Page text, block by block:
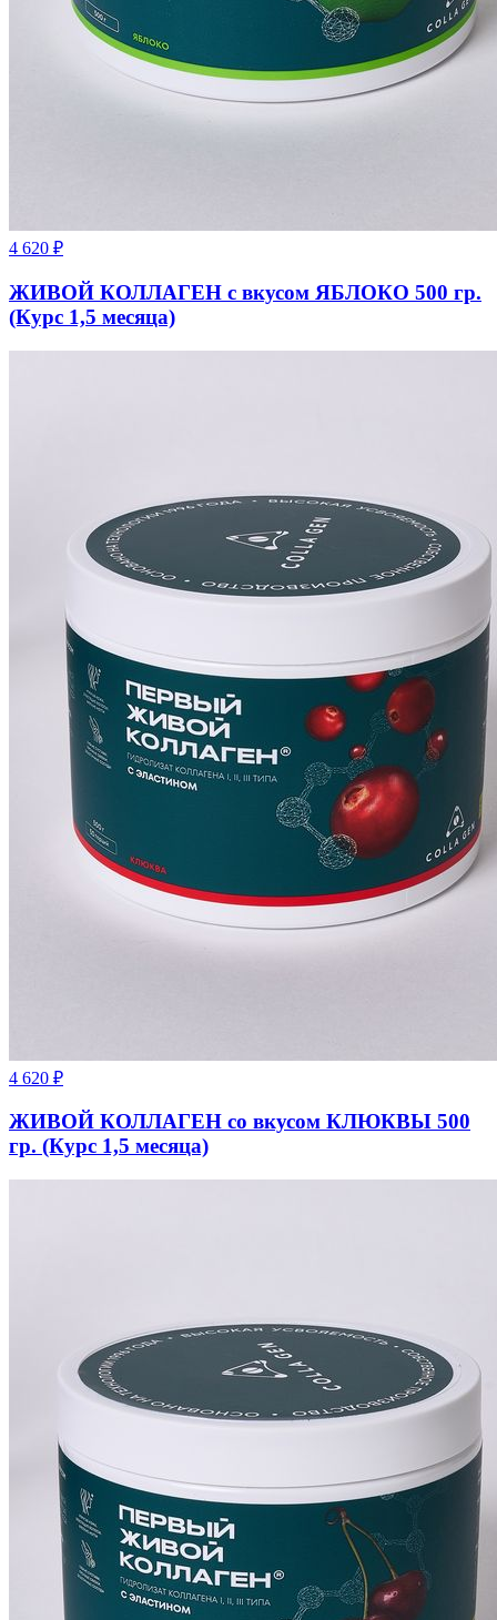
4 620 ₽
ЖИВОЙ КОЛЛАГЕН с вкусом ЯБЛОКО 500 гр.
(Курс 1,5 месяца)
4 620 ₽
ЖИВОЙ КОЛЛАГЕН со вкусом КЛЮКВЫ 500
гр. (Курс 1,5 месяца)